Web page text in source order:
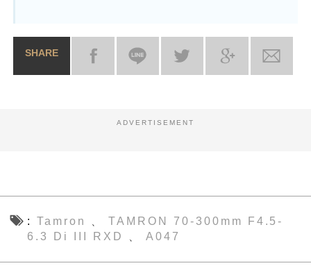
SHARE
ADVERTISEMENT
Tamron 、 TAMRON 70-300mm F4.5-
6.3 Di III RXD
、 A047